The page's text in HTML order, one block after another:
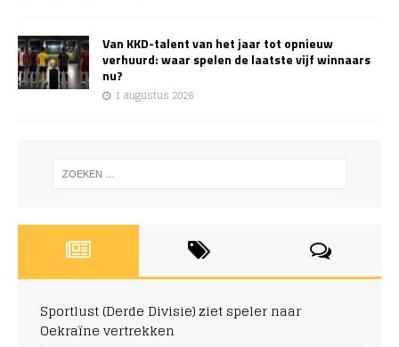
Van KKD-talent van het jaar tot opnieuw
verhuurd: waar spelen de laatste vijf winnaars
nu?
1 augustus 2026
Sportlust (Derde Divisie) ziet speler naar
Oekraïne vertrekken